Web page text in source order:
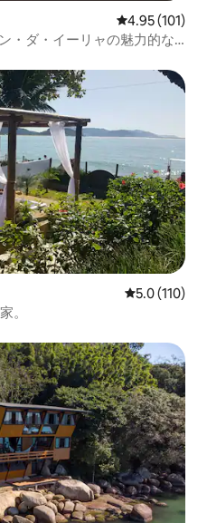
レビュー101
4.95 (101)
・ダ・イーリャの魅力的な
レビュー110
5.0 (110)
。